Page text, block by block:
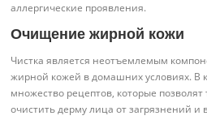
аллергические проявления.
Очищение жирной кожи
Чистка является неотъемлемым
жирной кожей в домашних условиях. В
множество рецептов, которые
очистить дерму лица от загрязнений и